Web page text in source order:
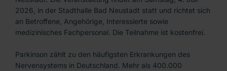
2026, in der Stadthalle Bad Neustadt statt und richtet sich
an Betroffene, Angehörige, Interessierte sowie
medizinisches Fachpersonal. Die Teilnahme ist kostenfrei.
Parkinson zählt zu den häufigsten Erkrankungen des
Nervensystems in Deutschland. Mehr als 400.000